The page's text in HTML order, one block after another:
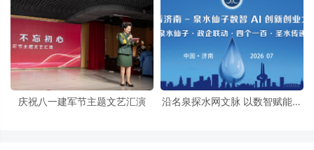
庆祝八一建军节主题文艺汇演
沿名泉探水网文脉 以数智赋能泉